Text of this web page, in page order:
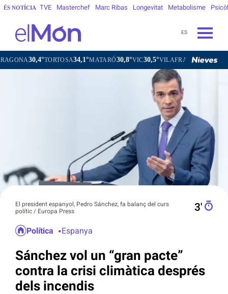
ÉS NOTÍCIA TVE Masterchef Marc Ribas Longevitat Metabolisme
ES
TORTOSA34,1°MATARÓ30,8°VIC30,5°VILAFRANCA DEL PENEDÈS31,3°
El president espanyol, Pedro Sánchez, fa balanç del curs
polític / Europa Press
3′
Política Espanya
Sánchez vol un “gran pacte”
contra la crisi climàtica després
dels incendis